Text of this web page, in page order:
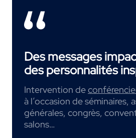
Des messages
des personnalités
Intervention de
à l’occasion de séminaires,
générales, congrès,
salons…